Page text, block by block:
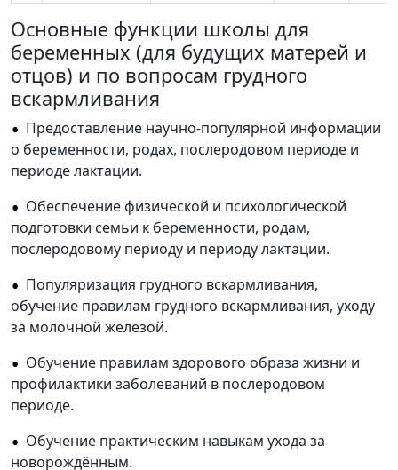
Основные функции школы для
беременных (для будущих матерей и
отцов) и по вопросам грудного
вскармливания
Предоставление научно-популярной информации
о беременности, родах, послеродовом периоде и
периоде лактации.
Обеспечение физической и психологической
подготовки семьи к беременности, родам,
послеродовому периоду и периоду лактации.
Популяризация грудного вскармливания,
обучение правилам грудного вскармливания, уходу
за молочной железой.
Обучение правилам здорового образа жизни и
профилактики заболеваний в послеродовом
периоде.
Обучение практическим навыкам ухода за
новорождённым.